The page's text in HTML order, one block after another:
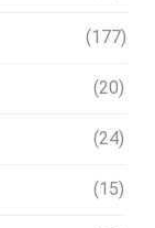
(177)
(20)
(24)
(15)